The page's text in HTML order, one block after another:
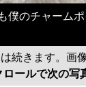
僕のチャーム
続きます。画
ロールで次の写